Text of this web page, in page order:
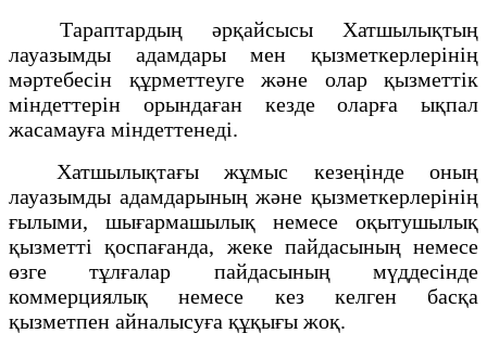
Тараптардың әрқайсысы Хатшылықтың
лауазымды адамдары мен қызметкерлерінің
мәртебесін құрметтеуге және олар қызметтік
міндеттерін орындаған кезде оларға ықпал
жасамауға міндеттенеді.
Хатшылықтағы жұмыс кезеңінде оның
лауазымды адамдарының және қызметкерлерінің
ғылыми, шығармашылық немесе оқытушылық
қызметті қоспағанда, жеке пайдасының немесе
өзге тұлғалар пайдасының мүддесінде
коммерциялық немесе кез келген басқа
қызметпен айналысуға құқығы жоқ.